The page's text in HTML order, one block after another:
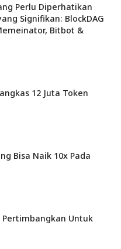
Perlu Diperhatikan
Signifikan: BlockDAG
Bitbot &
12 Juta Token
Bisa Naik 10x Pada
Pertimbangkan Untuk